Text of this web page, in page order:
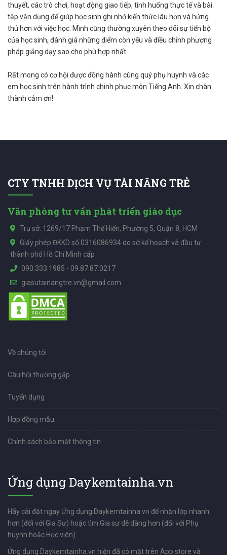
thuyết, các trò chơi, hoạt động giao tiếp, tình huống thực tế và bài
tập vận dụng để giúp học sinh ghi nhớ kiến thức lâu hơn và hứng
thú hơn với việc học. Mình cũng thường xuyên theo dõi sự tiến bộ
của học sinh, đánh giá những điểm còn yếu và điều chỉnh phương
pháp giảng dạy sao cho phù hợp nhất.
Rất mong có cơ hội được đồng hành cùng quý phụ huynh và các
em học sinh trên hành trình chinh phục môn Tiếng Anh. Xin chân
thành cảm ơn!
CTY TNHH DỊCH VỤ TÀI NĂNG TRẺ
Văn phòng tư vấn phát triển giáo dục
Trụ sở: 1269/17 Phạm Thế Hiển, Phường 5, Quận 8, HCM
Giấy phép ĐKKD số 0316086934 do sở kế hoạch và đầu tư
thành phố Hồ Chí Minh cấp
090.333.1985 - 09.87.87.0217
giasutainangtre.vn@gmail.com
Về chúng tôi
Câu hỏi thường gặp
Tuyển dụng
Hợp đồng mẫu
Chính sách bảo mật thông tin
Ứng dụng Daykemtainha.vn
Hãy cài đặt ngay Ứng dụng Daykemtainha.vn để nhận lớp nhanh
hơn (đối với Gia Sư) hoặc tìm Gia sư dễ dàng hơn (đối với Phụ
huynh hoặc Học viên)
Ứng dụng Daykemtainha.vn hiện đã có mặt trên App store và